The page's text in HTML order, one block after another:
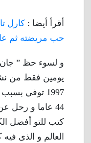
أقرأ أيضا : كارل
حب مريضته ثم
و لسوء حظ ” جان
يومين فقط من
1997 توفي
44 عاما و رحل
كتب للتو أفضل
العالم و الذى